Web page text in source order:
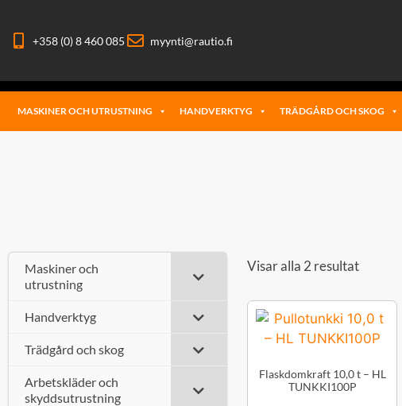
+358 (0) 8 460 085 myynti@rautio.fi
MASKINER OCH UTRUSTNING HANDVERKTYG TRÄDGÅRD OCH SKOG
Maskiner och
utrustning
Handverktyg
Trädgård och skog
Arbetskläder och
skyddsutrustning
Visar alla 2 resultat
Flaskdomkraft 10,0 t – HL
TUNKKI100P